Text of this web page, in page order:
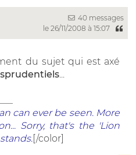
40 messages
le 26/11/2008 à 15:07
du sujet qui est axé
can ever be seen. More
Sorry, that's the 'Lion
[/color]